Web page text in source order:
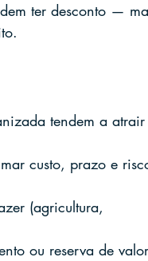
ter desconto —
tendem a atrair
custo, prazo e
(agricultura,
ou reserva de